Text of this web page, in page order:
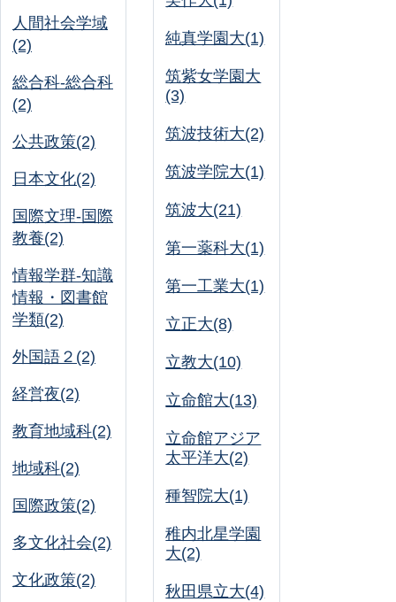
人間社会学域
(2)
総合科-総合科
(2)
公共政策(2)
日本文化(2)
国際文理-国際
教養(2)
情報学群-知識
情報・図書館
学類(2)
外国語２(2)
経営夜(2)
教育地域科(2)
地域科(2)
国際政策(2)
多文化社会(2)
文化政策(2)
純真学園大(1)
筑紫女学園大
(3)
筑波技術大(2)
筑波学院大(1)
筑波大(21)
第一薬科大(1)
第一工業大(1)
立正大(8)
立教大(10)
立命館大(13)
立命館アジア
太平洋大(2)
種智院大(1)
稚内北星学園
大(2)
秋田県立大(4)